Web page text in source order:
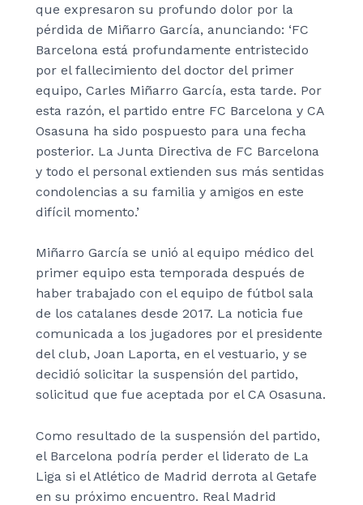
que expresaron su profundo dolor por la
pérdida de Miñarro García, anunciando: ‘FC
Barcelona está profundamente entristecido
por el fallecimiento del doctor del primer
equipo, Carles Miñarro García, esta tarde. Por
esta razón, el partido entre FC Barcelona y CA
Osasuna ha sido pospuesto para una fecha
posterior. La Junta Directiva de FC Barcelona
y todo el personal extienden sus más sentidas
condolencias a su familia y amigos en este
difícil momento.’
Miñarro García se unió al equipo médico del
primer equipo esta temporada después de
haber trabajado con el equipo de fútbol sala
de los catalanes desde 2017. La noticia fue
comunicada a los jugadores por el presidente
del club, Joan Laporta, en el vestuario, y se
decidió solicitar la suspensión del partido,
solicitud que fue aceptada por el CA Osasuna.
Como resultado de la suspensión del partido,
el Barcelona podría perder el liderato de La
Liga si el Atlético de Madrid derrota al Getafe
en su próximo encuentro. Real Madrid